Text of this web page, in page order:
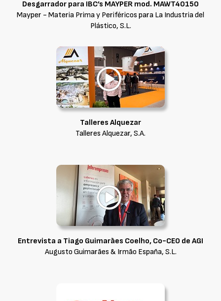
Desgarrador para IBC’s MAYPER mod. MAWT40150
Mayper - Materia Prima y Periféricos para La Industria del
Plástico, S.L.
Talleres Alquezar
Talleres Alquezar, S.A.
Entrevista a Tiago Guimarães Coelho, Co-CEO de AGI
Augusto Guimarães & Irmão España, S.L.